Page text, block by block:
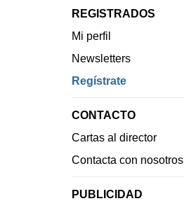
REGISTRADOS
Mi perfil
Newsletters
Regístrate
CONTACTO
Cartas al director
Contacta con nosotros
PUBLICIDAD